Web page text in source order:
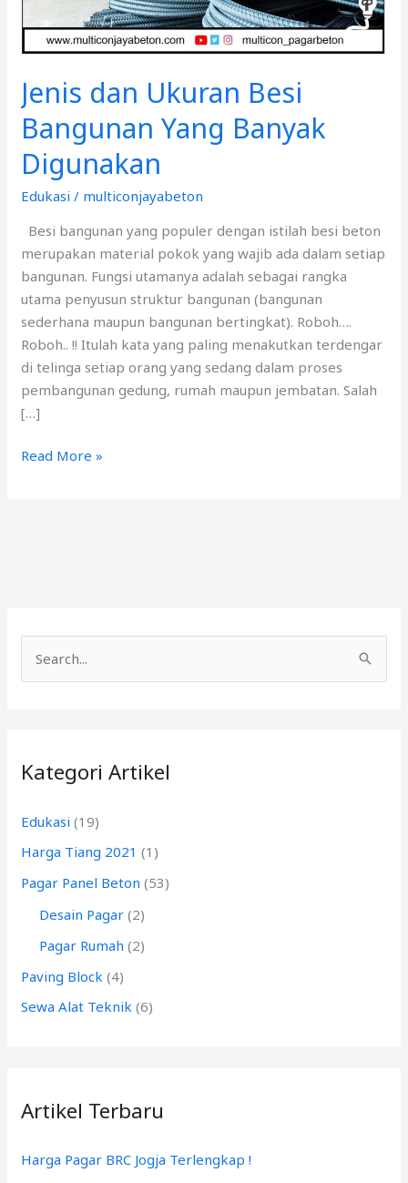
Jenis dan Ukuran Besi
Bangunan Yang Banyak
Digunakan
Edukasi / multiconjayabeton
Besi bangunan yang populer dengan istilah besi beton
merupakan material pokok yang wajib ada dalam setiap
bangunan. Fungsi utamanya adalah sebagai rangka
utama penyusun struktur bangunan (bangunan
sederhana maupun bangunan bertingkat). Roboh….
Roboh.. !! Itulah kata yang paling menakutkan terdengar
di telinga setiap orang yang sedang dalam proses
pembangunan gedung, rumah maupun jembatan. Salah
[…]
Read More »
u
t
u
k
Kategori Artikel
Edukasi (19)
Harga Tiang 2021 (1)
Pagar Panel Beton (53)
Desain Pagar (2)
Pagar Rumah (2)
Paving Block (4)
Sewa Alat Teknik (6)
Artikel Terbaru
Harga Pagar BRC Jogja Terlengkap !